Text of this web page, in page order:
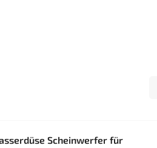
Scheinwerfer für